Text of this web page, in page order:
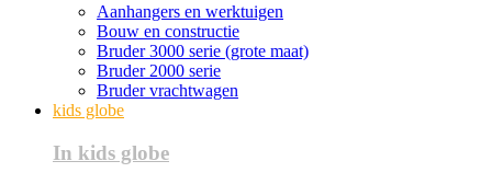
Aanhangers en werktuigen
Bouw en constructie
Bruder 3000 serie (grote maat)
Bruder 2000 serie
Bruder vrachtwagen
kids globe
In kids globe